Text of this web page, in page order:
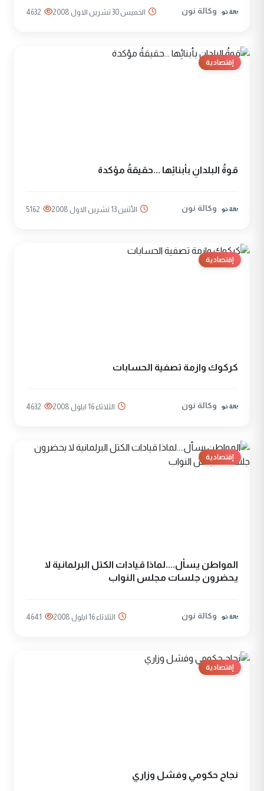
وكالة نون الخميس 30 تشرين الاول 2008 4632
إقتصادية
قوةُ البلدانِ بأبنائِها ...حقيقةُ مؤكدة
وكالة نون الأثنين 13 تشرين الاول 2008 5162
إقتصادية
كركوك وازمة تصفية الحسابات
وكالة نون الثلاثاء 16 ايلول 2008 4632
إقتصادية
المواطن يسأل....لماذا قيادات الكتل البرلمانية لا
يحضرون جلسات مجلس النواب
وكالة نون الثلاثاء 16 ايلول 2008 4641
إقتصادية
نجاح حكومي وفشل وزاري